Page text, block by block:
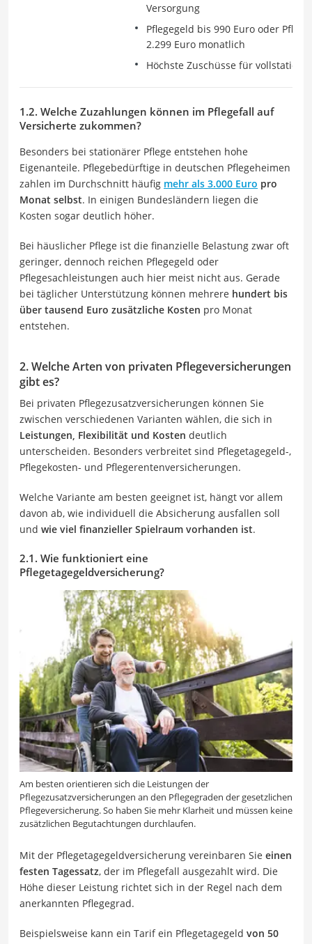
Versorgung
Pflegegeld bis 990 Euro oder
2.299 Euro monatlich
Höchste Zuschüsse für
1.2. Welche Zuzahlungen können im Pflegefall auf
Versicherte zukommen?
Besonders bei stationärer Pflege entstehen hohe
Eigenanteile. Pflegebedürftige in deutschen Pflegeheimen
zahlen im Durchschnitt häufig mehr als 3.000 Euro pro
Monat selbst. In einigen Bundesländern liegen die
Kosten sogar deutlich höher.
Bei häuslicher Pflege ist die finanzielle Belastung zwar oft
geringer, dennoch reichen Pflegegeld oder
Pflegesachleistungen auch hier meist nicht aus. Gerade
bei täglicher Unterstützung können mehrere hundert bis
über tausend Euro zusätzliche Kosten pro Monat
entstehen.
2. Welche Arten von privaten Pflegeversicherungen
gibt es?
Bei privaten Pflegezusatzversicherungen können Sie
zwischen verschiedenen Varianten wählen, die sich in
Leistungen, Flexibilität und Kosten deutlich
unterscheiden. Besonders verbreitet sind Pflegetagegeld-,
Pflegekosten- und Pflegerentenversicherungen.
Welche Variante am besten geeignet ist, hängt vor allem
davon ab, wie individuell die Absicherung ausfallen soll
und wie viel finanzieller Spielraum vorhanden ist.
2.1. Wie funktioniert eine
Pflegetagegeldversicherung?
Am besten orientieren sich die Leistungen der
Pflegezusatzversicherungen an den Pflegegraden der gesetzlichen
Pflegeversicherung. So haben Sie mehr Klarheit und müssen keine
zusätzlichen Begutachtungen durchlaufen.
Mit der Pflegetagegeldversicherung vereinbaren Sie einen
festen Tagessatz, der im Pflegefall ausgezahlt wird. Die
Höhe dieser Leistung richtet sich in der Regel nach dem
anerkannten Pflegegrad.
Beispielsweise kann ein Tarif ein Pflegetagegeld von 50